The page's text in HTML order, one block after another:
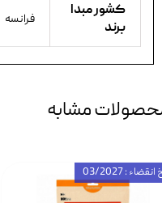
کشور مبدا
برند
فرانسه
مشابه
: 03/2027